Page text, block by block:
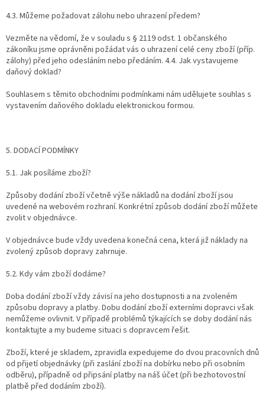
4.3. Můžeme požadovat zálohu nebo uhrazení předem?
Vezměte na vědomí, že v souladu s § 2119 odst. 1 občanského
zákoníku jsme oprávněni požádat vás o uhrazení celé ceny zboží (příp.
zálohy) před jeho odesláním nebo předáním. 4.4. Jak vystavujeme
daňový doklad?
Souhlasem s těmito obchodními podmínkami nám udělujete souhlas s
vystavením daňového dokladu elektronickou formou.
5. DODACÍ PODMÍNKY
5.1. Jak posíláme zboží?
Způsoby dodání zboží včetně výše nákladů na dodání zboží jsou
uvedené na webovém rozhraní. Konkrétní způsob dodání zboží můžete
zvolit v objednávce.
V objednávce bude vždy uvedena konečná cena, která již náklady na
zvolený způsob dopravy zahrnuje.
5.2. Kdy vám zboží dodáme?
Doba dodání zboží vždy závisí na jeho dostupnosti a na zvoleném
způsobu dopravy a platby. Dobu dodání zboží externími dopravci však
nemůžeme ovlivnit. V případě problémů týkajících se doby dodání nás
kontaktujte a my budeme situaci s dopravcem řešit.
Zboží, které je skladem, zpravidla expedujeme do dvou pracovních dnů
od přijetí objednávky (při zaslání zboží na dobírku nebo při osobním
odběru), případně od připsání platby na náš účet (při bezhotovostní
platbě před dodáním zboží).